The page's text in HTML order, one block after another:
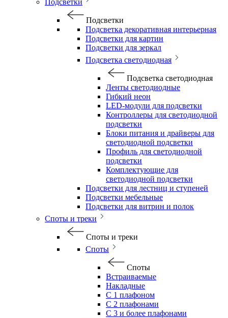
Подсветки
Подсветки
Подсветка декоративная интерьерная
Подсветки для картин
Подсветки для зеркал
Подсветка светодиодная
Подсветка светодиодная
Ленты светодиодные
Гибкий неон
LED-модули для подсветки
Контроллеры для светодиодной
подсветки
Блоки питания и драйверы для
светодиодной подсветки
Профиль для светодиодной
подсветки
Комплектующие для
светодиодной подсветки
Подсветки для лестниц и ступеней
Подсветки мебельные
Подсветки для витрин и полок
Споты и треки
Споты и треки
Споты
Споты
Встраиваемые
Накладные
С 1 плафоном
С 2 плафонами
С 3 и более плафонами